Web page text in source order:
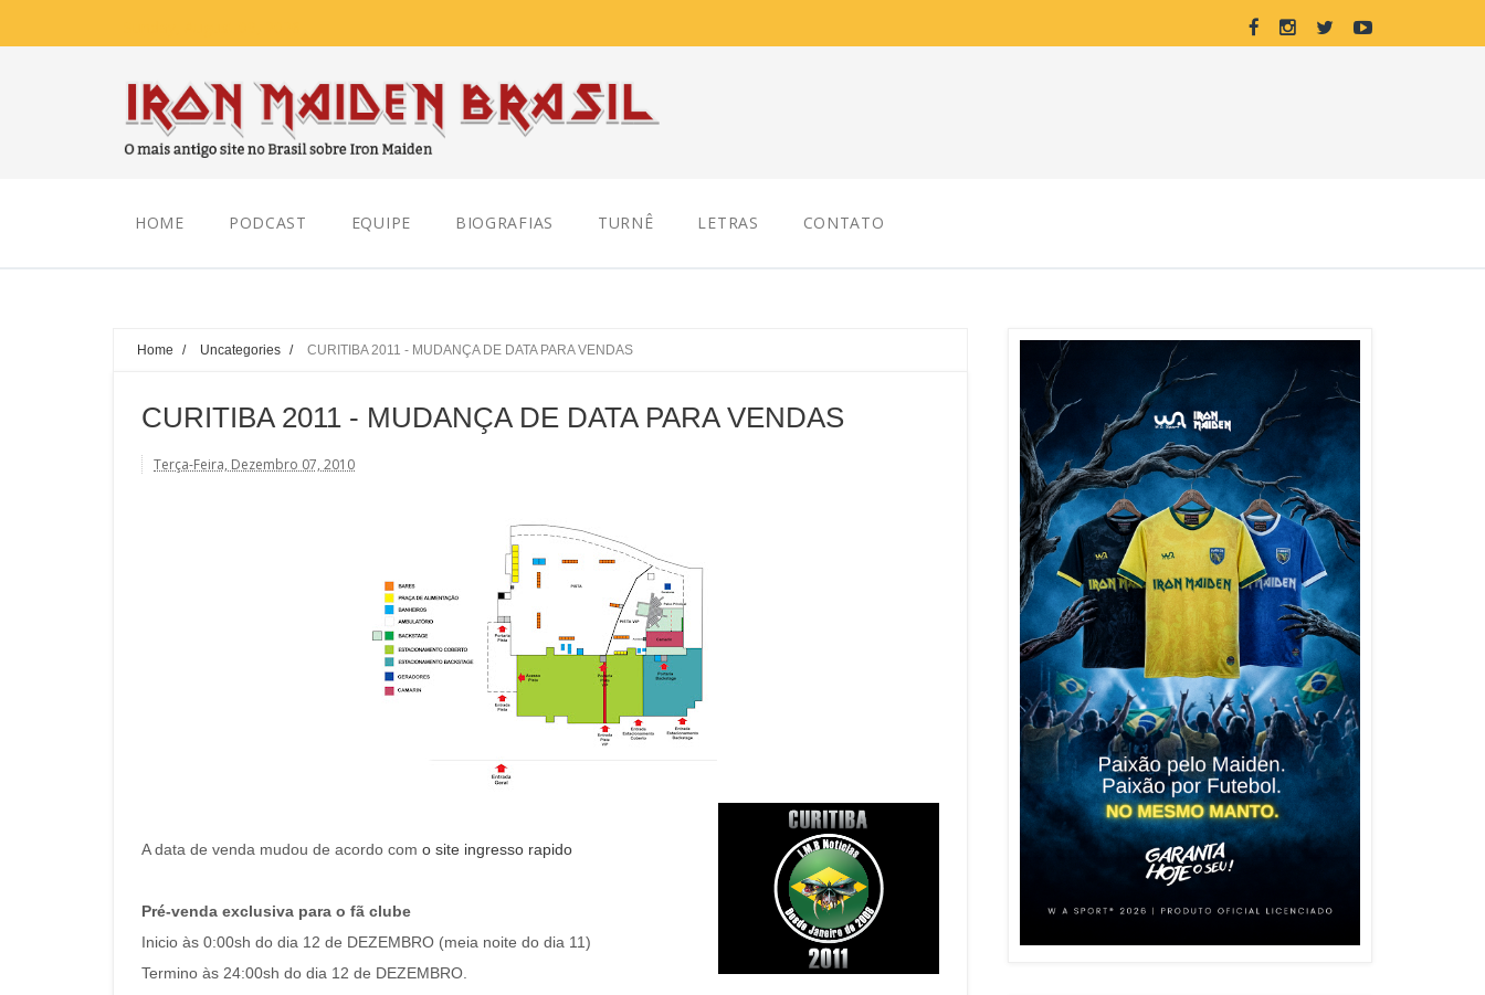
HOME PODCAST EQUIPE BIOGRAFIAS TURNÊ LETRAS CONTATO
Home / Uncategories / CURITIBA 2011 - MUDANÇA DE DATA PARA VENDAS
CURITIBA 2011 - MUDANÇA DE DATA PARA VENDAS
Terça-Feira, Dezembro 07, 2010
A data de venda mudou de acordo com o site ingresso rapido
Pré-venda exclusiva para o fã clube
Inicio às 0:00sh do dia 12 de DEZEMBRO (meia noite do dia 11)
Termino às 24:00sh do dia 12 de DEZEMBRO.